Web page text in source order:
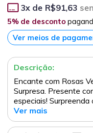
3x de R$91,63
5% de desconto
Ver meios de
Descrição:
Encante com Rosas
Surpresa. Presente
especiais! Surpreenda
Ver mais